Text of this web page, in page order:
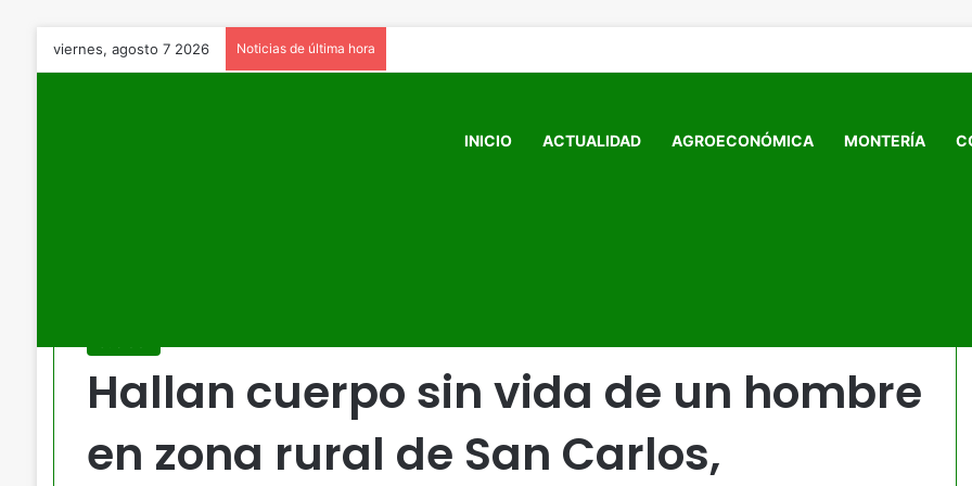
viernes, agosto 7 2026 Noticias de última hora
INICIO ACTUALIDAD AGROECONÓMICA MONTERÍA
Hallan cuerpo sin vida de un hombre
en zona rural de San Carlos,